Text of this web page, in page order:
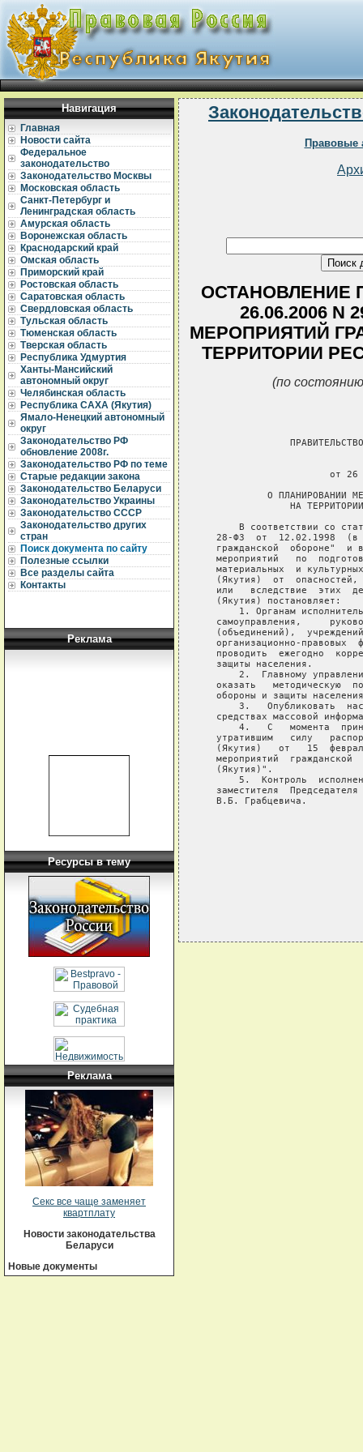
Навигация
Главная
Новости сайта
Федеральное
законодательство
Законодательство Москвы
Московская область
Санкт-Петербург и
Ленинградская область
Амурская область
Воронежская область
Краснодарский край
Омская область
Приморский край
Ростовская область
Саратовская область
Свердловская область
Тульская область
Тюменская область
Тверская область
Республика Удмуртия
Ханты-Мансийский
автономный округ
Челябинская область
Республика САХА (Якутия)
Ямало-Ненецкий автономный
округ
Законодательство РФ
обновление 2008г.
Законодательство РФ по теме
Старые редакции закона
Законодательство Беларуси
Законодательство Украины
Законодательство СССР
Законодательство других
стран
Поиск документа по сайту
Полезные ссылки
Все разделы сайта
Контакты
Реклама
Ресурсы в тему
Реклама
Секс все чаще заменяет
квартплату
Новости законодательства
Беларуси
Новые документы
Правовые
ОСТАНОВЛЕНИЕ
26.06.2006
МЕРОПРИЯТИЙ
ТЕРРИТОРИИ
(по
от 26
О ПЛАНИРОВАНИИ
НА
В соответствии со
28-ФЗ  от  12.02.1998
гражданской  обороне"  и
мероприятий   по
материальных  и
(Якутия)  от
или   вследствие  этих
   (Якутия) постановляет:
1. Органам
самоуправления,
(объединений),
организационно-правовых
проводить  ежегодно
   защиты населения.
2.  Главному
оказать   методическую
обороны и защиты
3.   Опубликовать
средствах массовой
4.   С   момента
утратившим   силу
(Якутия)   от   15
мероприятий  гражданской
   (Якутия)".
5.  Контроль
заместителя
   В.Б. Грабцевича.